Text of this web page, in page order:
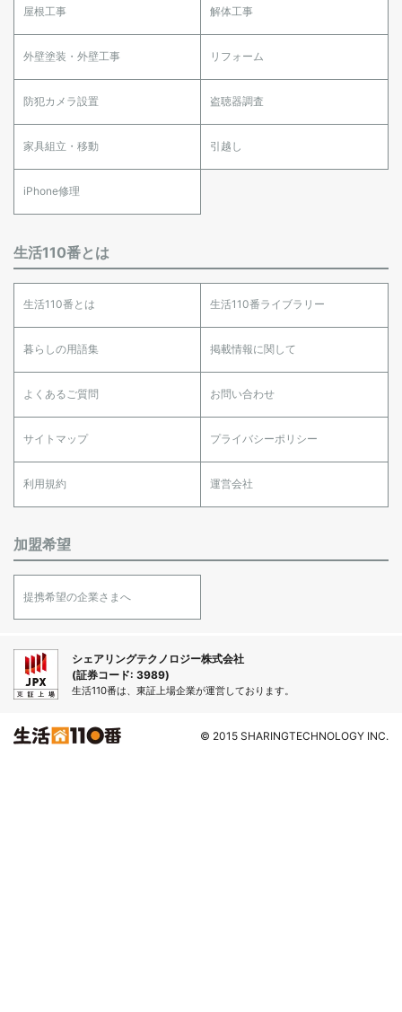
屋根工事 解体工事
外壁塗装・外壁工事 リフォーム
防犯カメラ設置 盗聴器調査
家具組立・移動 引越し
iPhone修理
生活110番とは
生活110番とは 生活110番ライブラリー
暮らしの用語集 掲載情報に関して
よくあるご質問 お問い合わせ
サイトマップ プライバシーポリシー
利用規約 運営会社
加盟希望
提携希望の企業さまへ
シェアリングテクノロジー株式会社
(証券コード: 3989)
生活110番は、東証上場企業が運営しております。
© 2015 SHARINGTECHNOLOGY INC.